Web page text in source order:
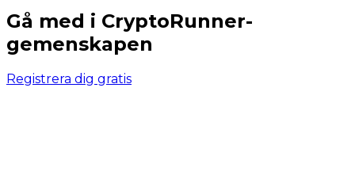
Gå med i CryptoRunner-
gemenskapen
Registrera dig gratis